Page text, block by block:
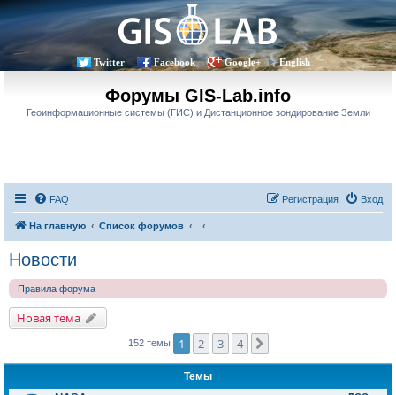
Twitter Facebook Google+ English
Форумы GIS-Lab.info
Геоинформационные системы (ГИС) и Дистанционное зондирование Земли
FAQ Вход
Регистрация
На главную Список форумов
Новости
Правила форума
Новая тема
152 темы 1 2 3 4
Темы